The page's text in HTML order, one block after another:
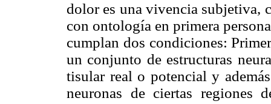
dolor es una vivencia subjetiva,
con ontología en primera
cumplan dos condiciones:
un conjunto de estructuras
tisular real o potencial y
neuronas de ciertas regiones